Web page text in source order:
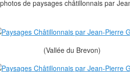
de paysages châtillonnais par
(Vallée du Brevon)